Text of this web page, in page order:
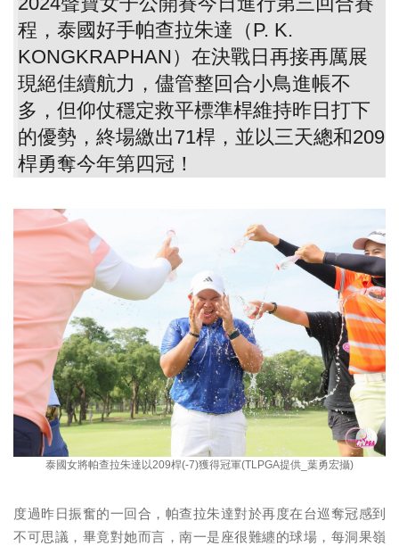
程，泰國好手帕查拉朱達（P. K.
KONGKRAPHAN）在決戰日再接再厲展
現絕佳續航力，儘管整回合小鳥進帳不
多，但仰仗穩定救平標準桿維持昨日打下
的優勢，終場繳出71桿，並以三天總和209
桿勇奪今年第四冠！
泰國女將帕查拉朱達以209桿(-7)獲得冠軍(TLPGA提供_葉勇宏攝)
度過昨日振奮的一回合，帕查拉朱達對於再度在台巡奪冠感到
不可思議，畢竟對她而言，南一是座很難纏的球場，每洞果嶺